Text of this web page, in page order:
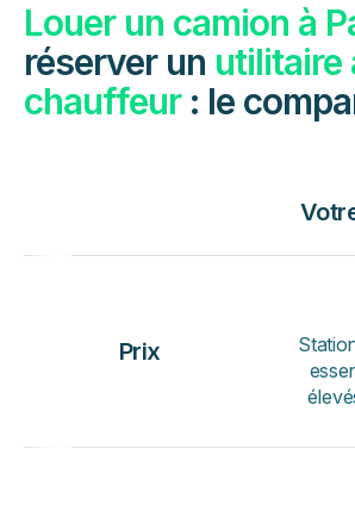
Louer un camion à
réserver un utilitaire
chauffeur: le
Prix